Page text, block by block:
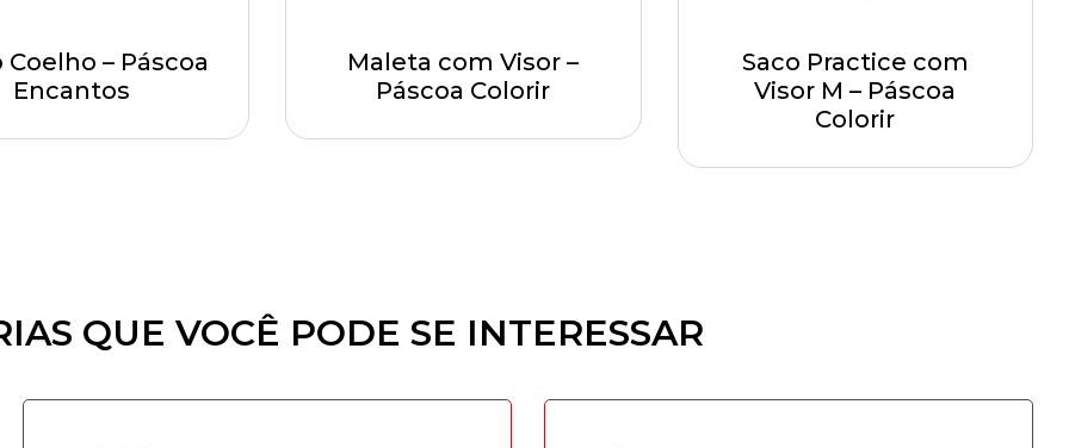
– Páscoa
Encantos
Maleta com Visor –
Páscoa Colorir
Saco Practice com
Visor M – Páscoa
Colorir
QUE VOCÊ PODE SE INTERESSAR